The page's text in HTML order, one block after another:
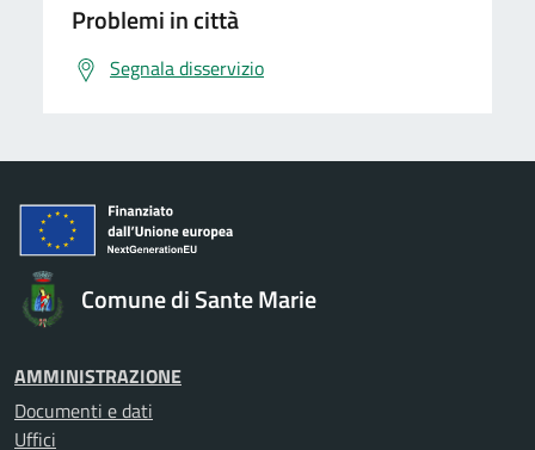
Problemi in città
Segnala disservizio
Comune di Sante Marie
AMMINISTRAZIONE
Documenti e dati
Uffici